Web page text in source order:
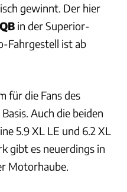
gewinnt. Der hier
in der Superior-
Fahrgestell ist ab
für die Fans des
Auch die beiden
5.9 XL LE und 6.2 XL
gibt es neuerdings in
Motorhaube.